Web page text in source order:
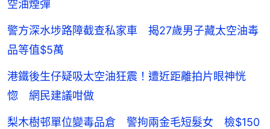
空油煙彈
警方深水埗路障截查私家車 揭27歲男子藏太空油毒
品等值$5萬
港鐵後生仔疑吸太空油狂震！遭近距離拍片眼神恍
惚 網民建議咁做
梨木樹邨單位變毒品倉 警拘兩金毛短髮女 檢$150